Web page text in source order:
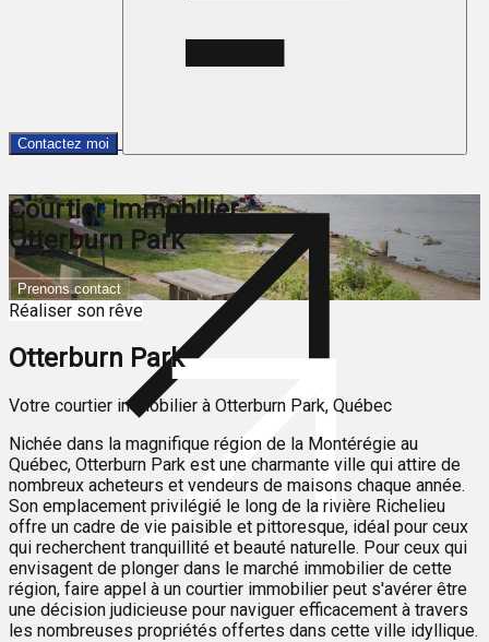
Contactez moi
Courtier immobilier
Otterburn Park
Prenons contact
Réaliser son rêve
Otterburn Park
Votre courtier immobilier à Otterburn Park, Québec
Nichée dans la magnifique région de la Montérégie au
Québec, Otterburn Park est une charmante ville qui attire de
nombreux acheteurs et vendeurs de maisons chaque année.
Son emplacement privilégié le long de la rivière Richelieu
offre un cadre de vie paisible et pittoresque, idéal pour ceux
qui recherchent tranquillité et beauté naturelle. Pour ceux qui
envisagent de plonger dans le marché immobilier de cette
région, faire appel à un courtier immobilier peut s'avérer être
une décision judicieuse pour naviguer efficacement à travers
les nombreuses propriétés offertes dans cette ville idyllique.